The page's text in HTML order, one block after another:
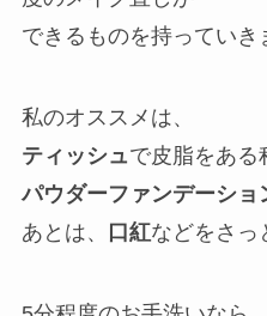
できるものを持っていき
私のオススメは、
ティッシュで皮脂をある
パウダーファンデーショ
あとは、
口紅などをさっ